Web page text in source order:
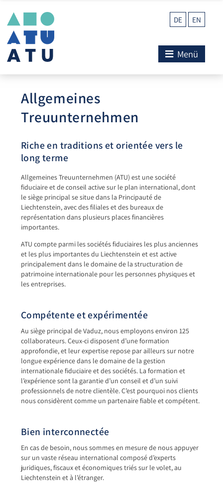
DE EN
Menü
Allgemeines
Treuunternehmen
Riche en traditions et orientée vers le
long terme
Allgemeines Treuunternehmen (ATU) est une société
fiduciaire et de conseil active sur le plan international, dont
le siège principal se situe dans la Principauté de
Liechtenstein, avec des filiales et des bureaux de
représentation dans plusieurs places financières
importantes.
ATU compte parmi les sociétés fiduciaires les plus anciennes
et les plus importantes du Liechtenstein et est active
principalement dans le domaine de la structuration de
patrimoine internationale pour les personnes physiques et
les entreprises.
Compétente et expérimentée
Au siège principal de Vaduz, nous employons environ 125
collaborateurs. Ceux-ci disposent d’une formation
approfondie, et leur expertise repose par ailleurs sur notre
longue expérience dans le domaine de la gestion
internationale fiduciaire et des sociétés. La formation et
l’expérience sont la garantie d’un conseil et d’un suivi
professionnels de notre clientèle. C’est pourquoi nos clients
nous considèrent comme un partenaire fiable et compétent.
Bien interconnectée
En cas de besoin, nous sommes en mesure de nous appuyer
sur un vaste réseau international composé d’experts
juridiques, fiscaux et économiques triés sur le volet, au
Liechtenstein et à l’étranger.